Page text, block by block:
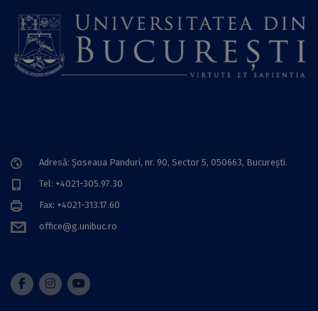
Adresă: Șoseaua Panduri, nr. 90, Sector 5, 050663, Bucureşti.
Tel: +4021-305.97.30
Fax: +4021-313.17.60
office@g.unibuc.ro